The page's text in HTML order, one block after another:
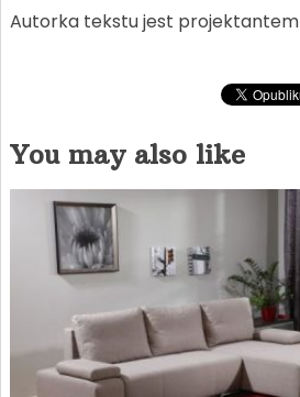
Autorka tekstu jest projektantem
You may also like